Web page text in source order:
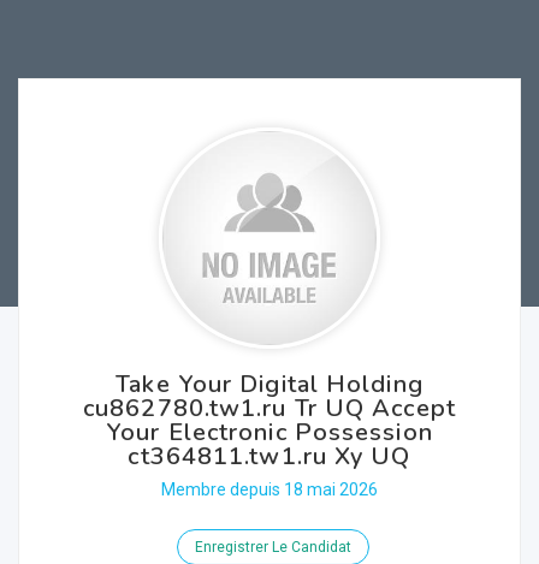
Take Your Digital Holding
cu862780.tw1.ru Tr UQ Accept
Your Electronic Possession
ct364811.tw1.ru Xy UQ
Membre depuis 18 mai 2026
Enregistrer Le Candidat